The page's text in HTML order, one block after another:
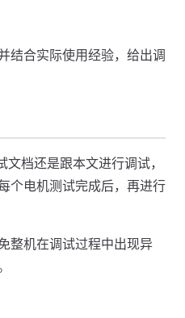
结合实际使用经验，给出调
档还是跟本文进行调试，
个电机测试完成后，再进行
整机在调试过程中出现异